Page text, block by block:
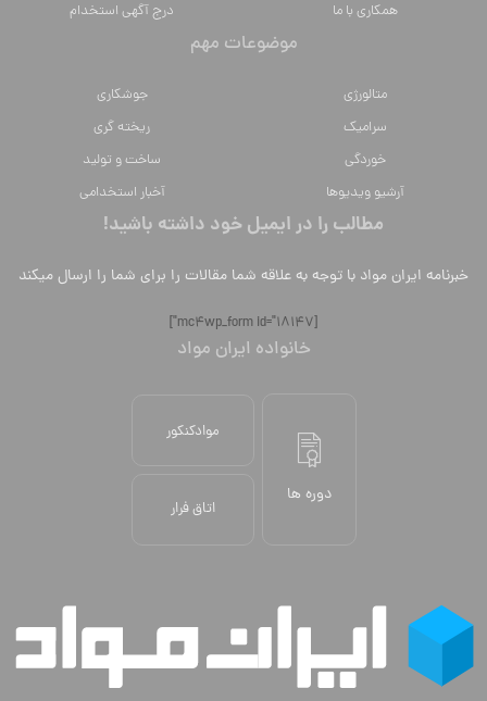
همکاری با ما
درج آگهی استخدام
موضوعات مهم
متالورژي
جوشکاری
سراميك
ریخته گری
خوردگی
ساخت و تولید
آرشیو ویدیوها
آخبار استخدامی
مطالب را در ایمیل خود داشته باشید!
خبرنامه ایران مواد با توجه به علاقه شما مقالات را برای شما را ارسال میکند
[mc4wp_form id="18147"]
خانواده ایران مواد
دوره ها
موادکنکور
اتاق فرار